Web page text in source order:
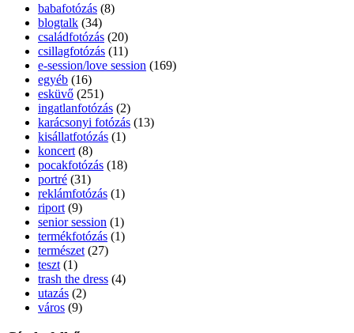
babafotózás (8)
blogtalk (34)
családfotózás (20)
csillagfotózás (11)
e-session/love session (169)
egyéb (16)
esküvő (251)
ingatlanfotózás (2)
karácsonyi fotózás (13)
kisállatfotózás (1)
koncert (8)
pocakfotózás (18)
portré (31)
reklámfotózás (1)
riport (9)
senior session (1)
termékfotózás (1)
természet (27)
teszt (1)
trash the dress (4)
utazás (2)
város (9)